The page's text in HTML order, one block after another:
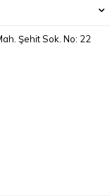
Şehit Sok. No: 22